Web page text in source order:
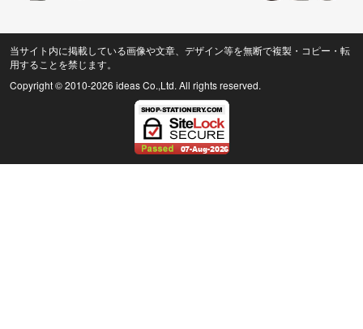
当サイト内に掲載している画像や文章、デザイン等を無断で複製・コピー・転
用することを禁じます。
Copyright © 2010-2026 ideas Co.,Ltd. All rights reserved.